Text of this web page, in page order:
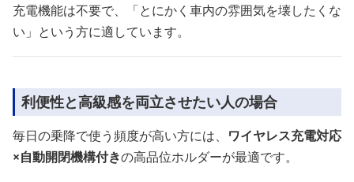
充電機能は不要で、「とにかく車内の雰囲気を壊したくな
い」という方に適しています。
利便性と高級感を両立させたい人の場合
毎日の乗降で使う頻度が高い方には、 ワイヤレス充電対応
×自動開閉機構付きの高品位ホルダーが最適です。